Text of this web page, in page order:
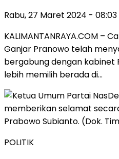
Rabu, 27 Maret 2024 - 08:03
KALIMANTANRAYA.COM –
Ganjar Pranowo telah
bergabung dengan kabinet
lebih memilih berada di…
POLITIK